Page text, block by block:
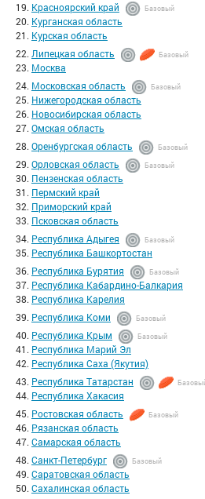
Красноярский край Базовый
Курганская область
Курская область
Липецкая область
Базовый
Москва
Московская область
Базовый
Нижегородская область
Новосибирская область
Омская область
Оренбургская область
Базовый
Орловская область Базовый
Пензенская область
Пермский край
Приморский край
Псковская область
Республика Адыгея
Базовый
Республика Башкортостан
Республика Бурятия
Базовый
Республика Кабардино-Балкария
Республика Карелия
Республика Коми
Базовый
Республика Крым Базовый
Республика Марий Эл
Республика Саха (Якутия)
Республика Татарстан
Республика Хакасия
Ростовская область
Базовый
Рязанская область
Самарская область
Санкт-Петербург
Базовый
Саратовская область
Сахалинская область